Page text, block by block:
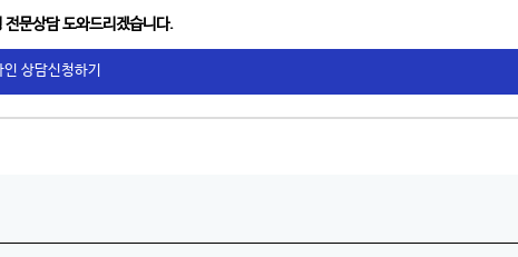
전문상담 도와드리겠습니다.
인 상담신청하기